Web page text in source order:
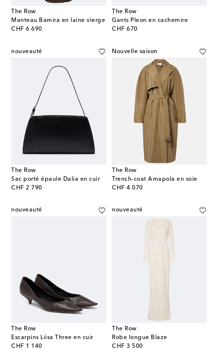
The Row
Manteau Bamira en laine vierge
CHF 6 690
original price
The Row
Gants Pleon en cachemire
CHF 670
original price
nouveauté
The Row
Sac porté épaule Dalia en cuir
CHF 2 790
original price
Nouvelle saison
The Row
Trench-coat Amapola en soie
CHF 4 070
original price
nouveauté
The Row
Escarpins Liisa Three en cuir
CHF 1 140
original price
nouveauté
The Row
Robe longue Blaze
CHF 3 500
original price